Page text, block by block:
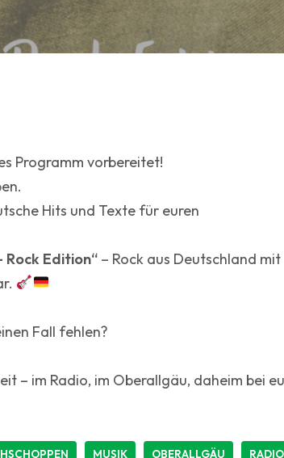
Programm vorbereitet!
Hits und Texte für euren
Rock Edition“– Rock aus Deutschland mit
Fall fehlen?
– im Radio, im Oberallgäu, daheim bei
MUSIK OBERALLGÄU RADIO